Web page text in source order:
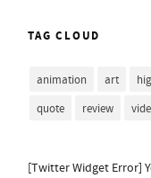
TAG CLOUD
animation art
quote
review
[Twitter Widget Error]